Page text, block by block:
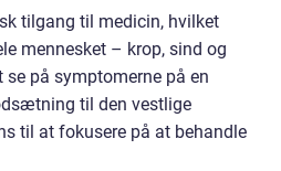
tilgang til medicin, hvilket
mennesket – krop, sind og
på symptomerne på en
til den vestlige
til at fokusere på at behandle